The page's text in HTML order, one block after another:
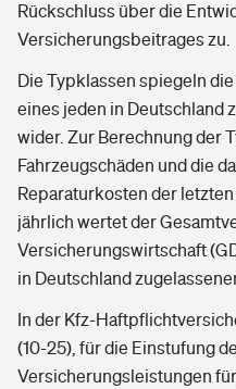
Rückschluss über die
Versicherungsbeitrages zu.
Die Typklassen spiegeln
eines jeden in Deutschland
wider. Zur Berechnung der
Fahrzeugschäden und die
Reparaturkosten der
jährlich wertet der
Versicherungswirtschaft
in Deutschland
In der Kfz-
(10-25), für die Einstufung
Versicherungsleistungen